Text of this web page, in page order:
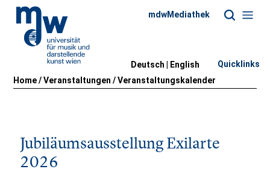
Home/Veranstaltungen /Veranstaltungskalender
mdwMediathek
Deutsch | English Quicklinks
Jubiläumsausstellung Exilarte
2026